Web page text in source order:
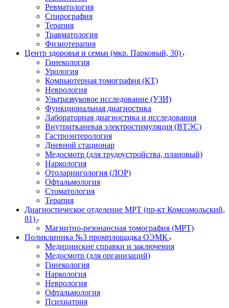
Ревматология
Спирография
Терапия
Травматология
Физиотерапия
Центр здоровья и семьи (мкр. Парковый, 30)
Гинекология
Урология
Компьютерная томография (КТ)
Неврология
Ультразвуковое исследование (УЗИ)
Функциональная диагностика
Лабораторная диагностика и исследования
Внутритканевая электростимуляция (ВТЭС)
Гастроэнтерология
Дневной стационар
Медосмотр (для трудоустройства, плановый)
Наркология
Отоларингология (ЛОР)
Офтальмология
Стоматология
Терапия
Диагностическое отделение МРТ (пр-кт Комсомольский,
81)
Магнитно-резонансная томография (МРТ)
Поликлиника №3 промплощадка ОЭМК
Медицинские справки и заключения
Медосмотр (для организаций)
Гинекология
Наркология
Неврология
Офтальмология
Психиатрия